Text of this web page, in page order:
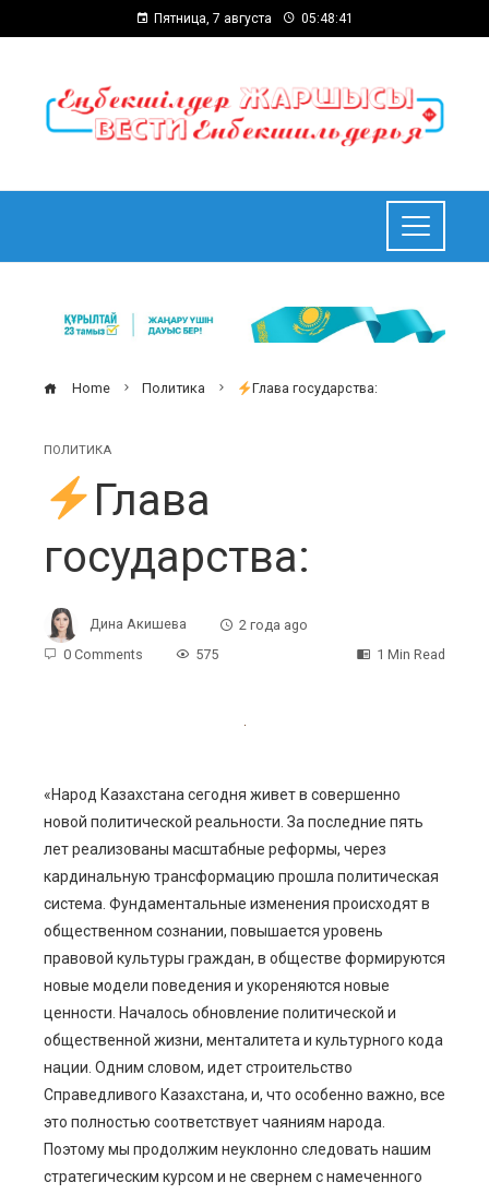
Пятница, 7 августа 05:48:42
Home Политика Глава государства:
ПОЛИТИКА
Глава
государства:
Дина Акишева
2 года ago
0 Comments
575 1 Min Read
«Народ Казахстана сегодня живет в совершенно
новой политической реальности. За последние пять
лет реализованы масштабные реформы, через
кардинальную трансформацию прошла политическая
система. Фундаментальные изменения происходят в
общественном сознании, повышается уровень
правовой культуры граждан, в обществе формируются
новые модели поведения и укореняются новые
ценности. Началось обновление политической и
общественной жизни, менталитета и культурного кода
нации. Одним словом, идет строительство
Справедливого Казахстана, и, что особенно важно, все
это полностью соответствует чаяниям народа.
Поэтому мы продолжим неуклонно следовать нашим
стратегическим курсом и не свернем с намеченного